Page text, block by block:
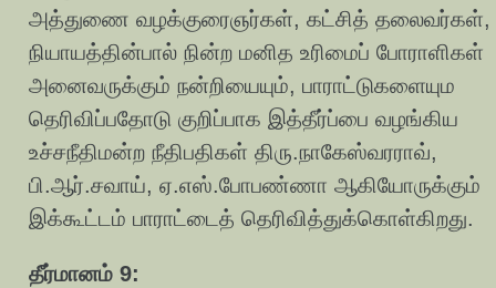
அத்துணை வழக்குரைஞர்கள், கட்சித் தலைவர்கள்,
நியாயத்தின்பால் நின்ற மனித உரிமைப் போராளிகள்
அனைவருக்கும் நன்றியையும், பாராட்டுகளையும
தெரிவிப்பதோடு குறிப்பாக இத்தீர்ப்பை வழங்கிய
உச்சநீதிமன்ற நீதிபதிகள் திரு.நாகேஸ்வரராவ்,
பி.ஆர்.சவாய், ஏ.எஸ்.போபண்ணா ஆகியோருக்கும்
இக்கூட்டம் பாராட்டைத் தெரிவித்துக்கொள்கிறது.
தீர்மானம் 9: